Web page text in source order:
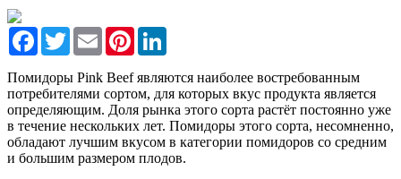
FacebookTwitterEmail Pinterest
Помидоры Pink Beef являются наиболее востребованным
потребителями сортом, для которых вкус продукта является
определяющим. Доля рынка этого сорта растёт постоянно уже
в течение нескольких лет. Помидоры этого сорта, несомненно,
обладают лучшим вкусом в категории помидоров со средним
и большим размером плодов.